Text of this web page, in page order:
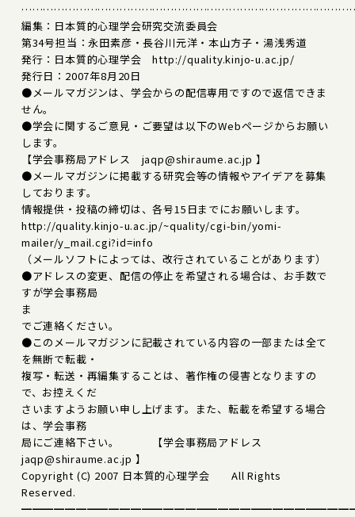
編集：日本質的心理学会研究交流委員会
第34号担当：永田素彦・長谷川元洋・本山方子・湯浅秀道
発行：日本質的心理学会 http://quality.kinjo-u.ac.jp/
発行日：2007年8月20日
●メールマガジンは、学会からの配信専用ですので返信できま
せん。
●学会に関するご意見・ご要望は以下のWebページからお願い
します。
【学会事務局アドレス jaqp@shiraume.ac.jp 】
●メールマガジンに掲載する研究会等の情報やアイデアを募集
しております。
情報提供・投稿の締切は、各号15日までにお願いします。
http://quality.kinjo-u.ac.jp/~quality/cgi-bin/yomi-
mailer/y_mail.cgi?id=info
（メールソフトによっては、改行されていることがあります）
●アドレスの変更、配信の停止を希望される場合は、お手数で
すが学会事務局
ま
でご連絡ください。
●このメールマガジンに記載されている内容の一部または全て
を無断で転載・
複写・転送・再編集することは、著作権の侵害となりますの
で、お控えくだ
さいますようお願い申し上げます。また、転載を希望する場合
は、学会事務
局にご連絡下さい。 【学会事務局アドレス
jaqp@shiraume.ac.jp 】
Copyright (C) 2007 日本質的心理学会 All Rights
Reserved.